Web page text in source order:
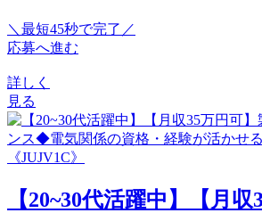
＼最短45秒で完了／
応募へ進む
詳しく
見る
【20~30代活躍中】【月